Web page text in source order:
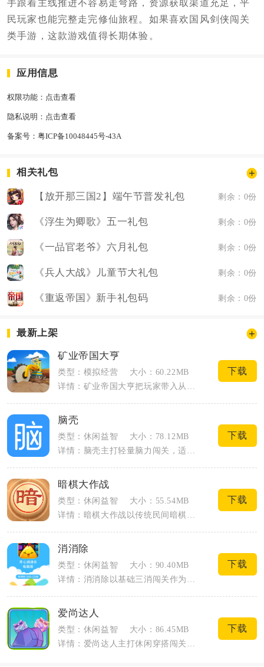
手跟着主线推进不容易走弯路，资源获取渠道充足，平
民玩家也能完整走完修仙旅程。如果喜欢国风剑侠闯关
类手游，这款游戏值得长期体验。
应用信息
权限功能： 点击查看
隐私说明： 点击查看
备案号： 粤ICP备10048445号-43A
相关礼包
【放开那三国2】端午节普发礼包 剩余：0份
《浮生为卿歌》五一礼包 剩余：0份
《一品官老爷》六月礼包 剩余：0份
《兵人大战》儿童节大礼包 剩余：0份
《重返帝国》新手礼包码 剩余：0份
最新上架
矿业帝国大亨
类型：模拟经营
大小：60.22MB
下载
脑壳
类型：休闲益智
大小：78.12MB
下载
暗棋大作战
类型：休闲益智
大小：55.54MB
下载
消消除
类型：休闲益智
大小：90.40MB
详情：消消除以基础三消闯关作为核心内容，日常通勤、休息间隙都能随时打开游玩，不用占...
下载
爱尚达人
类型：休闲益智
大小：86.45MB
详情：爱尚达人主打休闲穿搭闯关与角色养成，适配碎片化时间游玩，核心围绕主题搭配、玩...
下载